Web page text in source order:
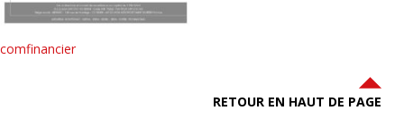
comfinancier
RETOUR EN HAUT DE PAGE